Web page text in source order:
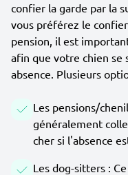
confier la garde par la
vous préférez le
pension, il est
afin que votre chien se
absence. Plusieurs
Les pensions/
généralement
cher si l'absence
Les dog-sitters :